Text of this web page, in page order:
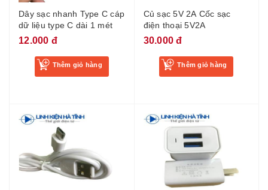
Dây sạc nhanh Type C cáp
dữ liệu type C dài 1 mét
12.000 đ
Thêm giỏ hàng
Củ sạc 5V 2A Cốc sạc
điện thoại 5V2A
30.000 đ
Thêm giỏ hàng